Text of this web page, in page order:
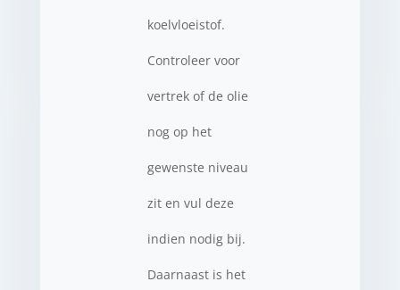
koelvloeistof.
Controleer voor
vertrek of de olie
nog op het
gewenste niveau
zit en vul deze
indien nodig bij.
Daarnaast is het